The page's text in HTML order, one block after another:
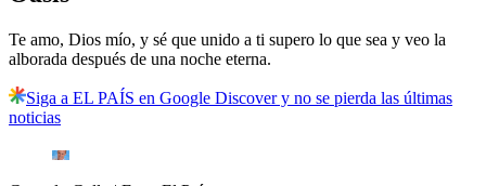
Te amo, Dios mío, y sé que unido a ti supero lo que sea y veo la
alborada después de una noche eterna.
Siga a EL PAÍS en Google Discover y no se pierda las últimas
noticias